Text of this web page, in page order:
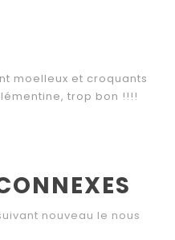
moelleux et croquants
trop bon !!!!
nouveau le nous